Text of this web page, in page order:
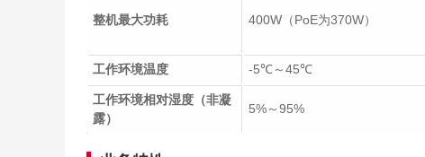
整机最大功耗 400W（PoE为370W）
工作环境温度 -5℃～45℃
工作环境相对湿度（非凝
露）
5%～95%